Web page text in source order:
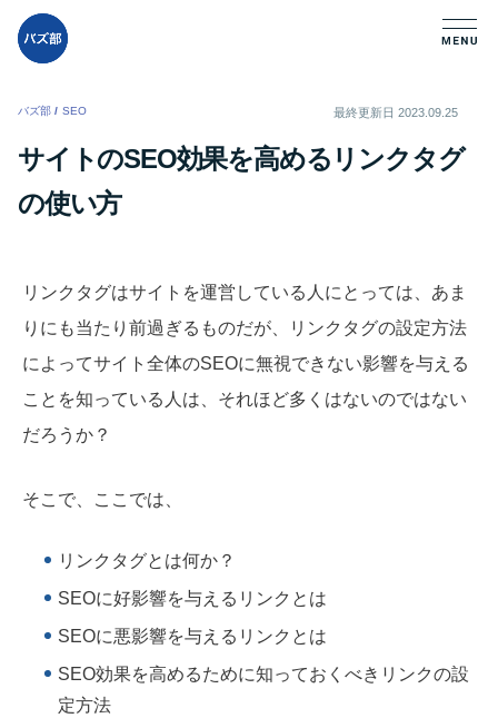
バズ部 / SEO 最終更新日 2023.09.25
サイトのSEO効果を高めるリンクタグ
の使い方
リンクタグはサイトを運営している人にとっては、あま
りにも当たり前過ぎるものだが、リンクタグの設定方法
によってサイト全体のSEOに無視できない影響を与える
ことを知っている人は、それほど多くはないのではない
だろうか？
そこで、ここでは、
リンクタグとは何か？
SEOに好影響を与えるリンクとは
SEOに悪影響を与えるリンクとは
SEO効果を高めるために知っておくべきリンクの設
定方法